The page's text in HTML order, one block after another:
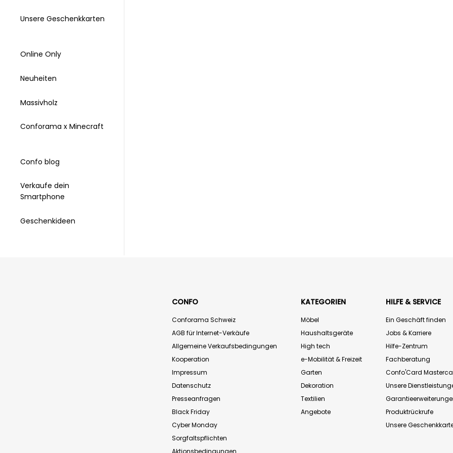
Unsere Geschenkkarten
Online Only
Neuheiten
Massivholz
Conforama x Minecraft
Confo blog
Verkaufe dein
Smartphone
Geschenkideen
CONFO
Conforama Schweiz
AGB für Internet-Verkäufe
Allgemeine Verkaufsbedingungen
Kooperation
Impressum
Datenschutz
Presseanfragen
Black Friday
Cyber Monday
Sorgfaltspflichten
KATEGORIEN
Möbel
Haushaltsgeräte
High tech
e-Mobilität & Freizeit
Garten
Dekoration
Textilien
Angebote
HILFE & SERVICE
Ein Geschäft finden
Jobs & Karriere
Hilfe-Zentrum
Fachberatung
Confo'Card
Unsere
Produktrückrufe
Unsere